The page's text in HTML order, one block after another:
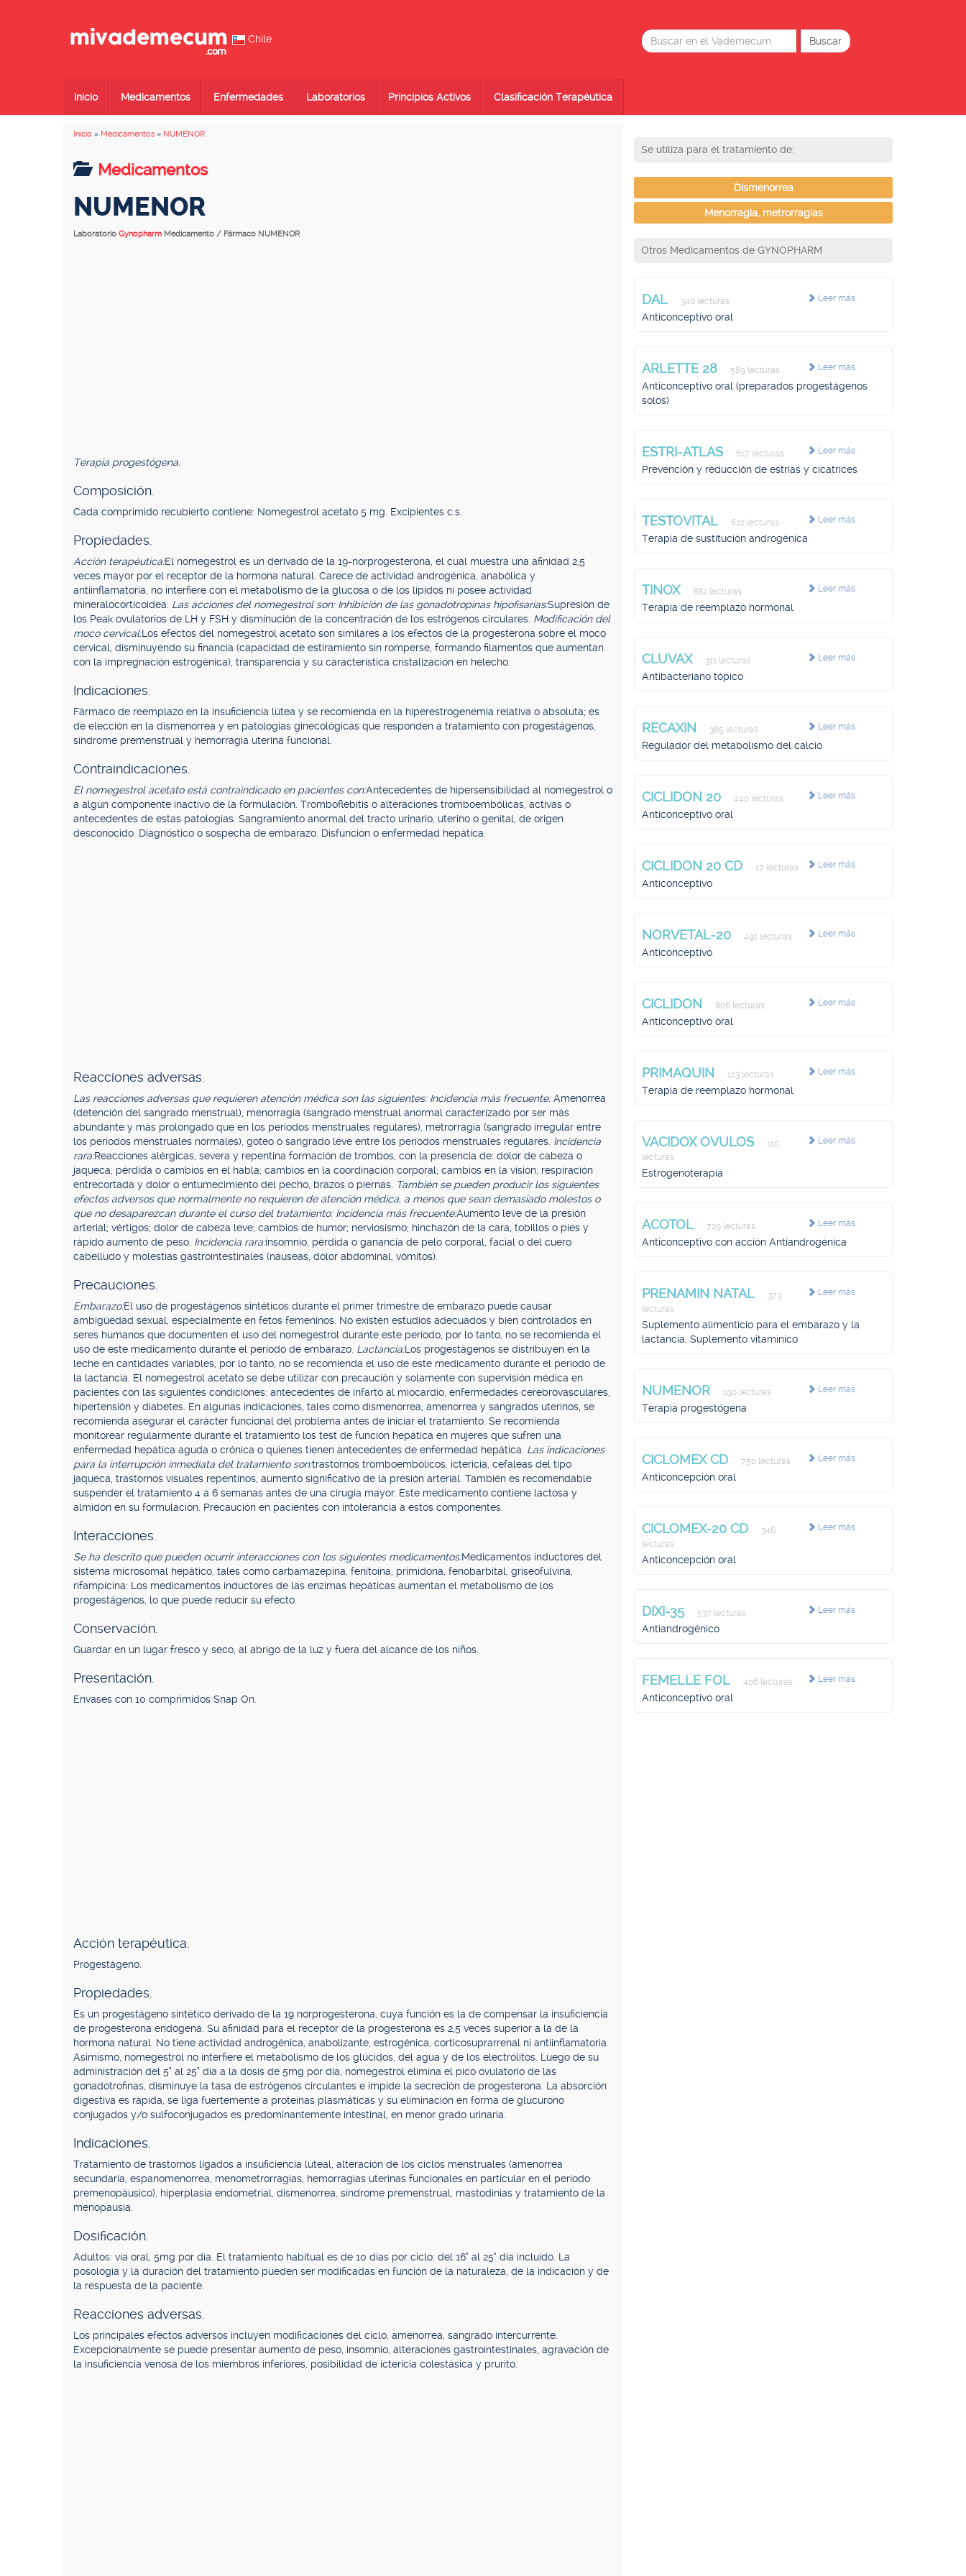
Chile
Inicio Medicamentos Enfermedades Laboratorios Principios Activos Clasificación Terapéutica
Inicio » Medicamentos » NUMENOR
Medicamentos
NUMENOR
Laboratorio Gynopharm Medicamento / Fármaco NUMENOR
Terapia progestógena.
Composición.
Cada comprimido recubierto contiene: Nomegestrol acetato 5 mg. Excipientes c.s.
Propiedades.
Acción terapéutica:El nomegestrol es un derivado de la 19-norprogesterona, el cual muestra una afinidad 2,5
veces mayor por el receptor de la hormona natural. Carece de actividad androgénica, anabólica y
antiinflamatoria, no interfiere con el metabolismo de la glucosa o de los lípidos ni posee actividad
mineralocorticoidea. Las acciones del nomegestrol son: Inhibición de las gonadotropinas hipofisarias:Supresión de
los Peak ovulatorios de LH y FSH y disminución de la concentración de los estrógenos circulares. Modificación del
moco cervical:Los efectos del nomegestrol acetato son similares a los efectos de la progesterona sobre el moco
cervical, disminuyendo su financia (capacidad de estiramiento sin romperse, formando filamentos que aumentan
con la impregnación estrogénica), transparencia y su característica cristalización en helecho.
Indicaciones.
Fármaco de reemplazo en la insuficiencia lútea y se recomienda en la hiperestrogenemia relativa o absoluta; es
de elección en la dismenorrea y en patologías ginecológicas que responden a tratamiento con progestágenos,
síndrome premenstrual y hemorragia uterina funcional.
Contraindicaciones.
El nomegestrol acetato está contraindicado en pacientes con:Antecedentes de hipersensibilidad al nomegestrol o
a algún componente inactivo de la formulación. Tromboflebitis o alteraciones tromboembólicas, activas o
antecedentes de estas patologías. Sangramiento anormal del tracto urinario, uterino o genital, de origen
desconocido. Diagnóstico o sospecha de embarazo. Disfunción o enfermedad hepática.
Reacciones adversas.
Las reacciones adversas que requieren atención médica son las siguientes: Incidencia más frecuente:Amenorrea
(detención del sangrado menstrual), menorragia (sangrado menstrual anormal caracterizado por ser más
abundante y más prolongado que en los períodos menstruales regulares), metrorragia (sangrado irregular entre
los períodos menstruales normales), goteo o sangrado leve entre los períodos menstruales regulares. Incidencia
rara:Reacciones alérgicas, severa y repentina formación de trombos, con la presencia de: dolor de cabeza o
jaqueca; pérdida o cambios en el habla; cambios en la coordinación corporal; cambios en la visión; respiración
entrecortada y dolor o entumecimiento del pecho, brazos o piernas. También se pueden producir los siguientes
efectos adversos que normalmente no requieren de atención médica, a menos que sean demasiado molestos o
que no desaparezcan durante el curso del tratamiento: Incidencia más frecuente:Aumento leve de la presión
arterial; vértigos; dolor de cabeza leve; cambios de humor; nerviosismo; hinchazón de la cara, tobillos o pies y
rápido aumento de peso. Incidencia rara:insomnio, pérdida o ganancia de pelo corporal, facial o del cuero
cabelludo y molestias gastrointestinales (náuseas, dolor abdominal, vómitos).
Precauciones.
Embarazo:El uso de progestágenos sintéticos durante el primer trimestre de embarazo puede causar
ambigüedad sexual, especialmente en fetos femeninos. No existen estudios adecuados y bien controlados en
seres humanos que documenten el uso del nomegestrol durante este período, por lo tanto, no se recomienda el
uso de este medicamento durante el período de embarazo. Lactancia:Los progestágenos se distribuyen en la
leche en cantidades variables, por lo tanto, no se recomienda el uso de este medicamento durante el período de
la lactancia. El nomegestrol acetato se debe utilizar con precaución y solamente con supervisión médica en
pacientes con las siguientes condiciones: antecedentes de infarto al miocardio, enfermedades cerebrovasculares,
hipertensión y diabetes. En algunas indicaciones, tales como dismenorrea, amenorrea y sangrados uterinos, se
recomienda asegurar el carácter funcional del problema antes de iniciar el tratamiento. Se recomienda
monitorear regularmente durante el tratamiento los test de función hepática en mujeres que sufren una
enfermedad hepática aguda o crónica o quienes tienen antecedentes de enfermedad hepática. Las indicaciones
para la interrupción inmediata del tratamiento son:trastornos tromboembólicos, ictericia, cefaleas del tipo
jaqueca, trastornos visuales repentinos, aumento significativo de la presión arterial. También es recomendable
suspender el tratamiento 4 a 6 semanas antes de una cirugía mayor. Este medicamento contiene lactosa y
almidón en su formulación. Precaución en pacientes con intolerancia a estos componentes.
Interacciones.
Se ha descrito que pueden ocurrir interacciones con los siguientes medicamentos:Medicamentos inductores del
sistema microsomal hepático, tales como carbamazepina, fenitoína, primidona, fenobarbital, griseofulvina,
rifampicina: Los medicamentos inductores de las enzimas hepáticas aumentan el metabolismo de los
progestágenos, lo que puede reducir su efecto.
Conservación.
Guardar en un lugar fresco y seco, al abrigo de la luz y fuera del alcance de los niños.
Presentación.
Envases con 10 comprimidos Snap On.
Acción terapéutica.
Progestágeno.
Propiedades.
Es un progestágeno sintético derivado de la 19 norprogesterona, cuya función es la de compensar la insuficiencia
de progesterona endógena. Su afinidad para el receptor de la progesterona es 2,5 veces superior a la de la
hormona natural. No tiene actividad androgénica, anabolizante, estrogénica, corticosuprarrenal ni antiinflamatoria.
Asimismo, nomegestrol no interfiere el metabolismo de los glúcidos, del agua y de los electrólitos. Luego de su
administración del 5° al 25° día a la dosis de 5mg por día, nomegestrol elimina el pico ovulatorio de las
gonadotrofinas, disminuye la tasa de estrógenos circulantes e impide la secreción de progesterona. La absorción
digestiva es rápida, se liga fuertemente a proteínas plasmáticas y su eliminación en forma de glucurono
conjugados y/o sulfoconjugados es predominantemente intestinal, en menor grado urinaria.
Indicaciones.
Tratamiento de trastornos ligados a insuficiencia luteal, alteración de los ciclos menstruales (amenorrea
secundaria, espanomenorrea, menometrorragias, hemorragias uterinas funcionales en particular en el período
premenopáusico), hiperplasia endometrial, dismenorrea, síndrome premenstrual, mastodinias y tratamiento de la
menopausia.
Dosificación.
Adultos: vía oral, 5mg por día. El tratamiento habitual es de 10 días por ciclo: del 16° al 25° día incluido. La
posología y la duración del tratamiento pueden ser modificadas en función de la naturaleza, de la indicación y de
la respuesta de la paciente.
Reacciones adversas.
Los principales efectos adversos incluyen modificaciones del ciclo, amenorrea, sangrado intercurrente.
Excepcionalmente se puede presentar aumento de peso, insomnio, alteraciones gastrointestinales, agravación de
la insuficiencia venosa de los miembros inferiores, posibilidad de ictericia colestásica y prurito.
Se utiliza para el tratamiento de:
Dismenorrea
Menorragia, metrorragias
Otros Medicamentos de GYNOPHARM
Leer más
DAL 340 lecturas
Anticonceptivo oral
Leer más
ARLETTE 28 589 lecturas
Anticonceptivo oral (preparados progestágenos
solos)
Leer más
ESTRI-ATLAS 617 lecturas
Prevención y reducción de estrías y cicatrices
Leer más
TESTOVITAL 622 lecturas
Terapia de sustitución androgénica
Leer más
TINOX 882 lecturas
Terapia de reemplazo hormonal
Leer más
CLUVAX 311 lecturas
Antibacteriano tópico
Leer más
RECAXIN 385 lecturas
Regulador del metabolismo del calcio
Leer más
CICLIDON 20 440 lecturas
Anticonceptivo oral
Leer más
CICLIDON 20 CD 17 lecturas
Anticonceptivo
Leer más
NORVETAL-20 491 lecturas
Anticonceptivo
Leer más
CICLIDON 806 lecturas
Anticonceptivo oral
Leer más
PRIMAQUIN 123 lecturas
Terapia de reemplazo hormonal
Leer más
VACIDOX OVULOS
110
lecturas
Estrogenoterapia
Leer más
ACOTOL 729 lecturas
Anticonceptivo con acción Antiandrogénica
Leer más
PRENAMIN NATAL
373
lecturas
Suplemento alimenticio para el embarazo y la
lactancia, Suplemento vitamínico
Leer más
NUMENOR 190 lecturas
Terapia progestógena
Leer más
CICLOMEX CD 750 lecturas
Anticoncepción oral
Leer más
CICLOMEX-20 CD
346
lecturas
Anticoncepción oral
Leer más
DIXI-35 537 lecturas
Antiandrogénico
Leer más
FEMELLE FOL 406 lecturas
Anticonceptivo oral